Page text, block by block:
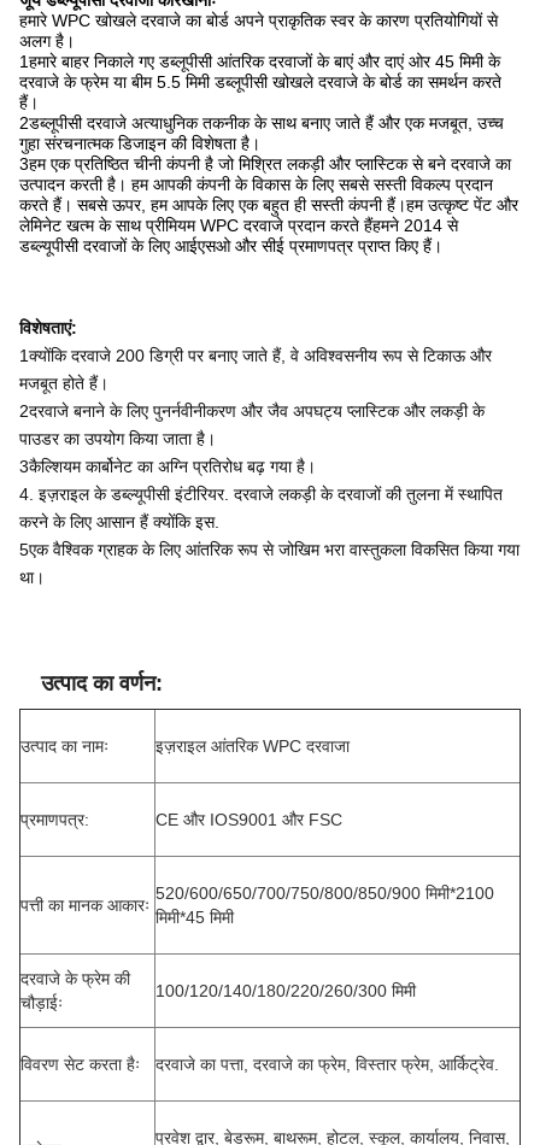
हमारे WPC खोखले दरवाजे का बोर्ड अपने प्राकृतिक स्वर के कारण प्रतियोगियों से
अलग है।
1हमारे बाहर निकाले गए डब्लूपीसी आंतरिक दरवाजों के बाएं और दाएं ओर 45 मिमी के
दरवाजे के फ्रेम या बीम 5.5 मिमी डब्लूपीसी खोखले दरवाजे के बोर्ड का समर्थन करते
हैं।
2डब्लूपीसी दरवाजे अत्याधुनिक तकनीक के साथ बनाए जाते हैं और एक मजबूत, उच्च
गुहा संरचनात्मक डिजाइन की विशेषता है।
3हम एक प्रतिष्ठित चीनी कंपनी है जो मिश्रित लकड़ी और प्लास्टिक से बने दरवाजे का
उत्पादन करती है। हम आपकी कंपनी के विकास के लिए सबसे सस्ती विकल्प प्रदान
करते हैं। सबसे ऊपर, हम आपके लिए एक बहुत ही सस्ती कंपनी हैं।हम उत्कृष्ट पेंट और
लेमिनेट खत्म के साथ प्रीमियम WPC दरवाजे प्रदान करते हैंहमने 2014 से
डब्ल्यूपीसी दरवाजों के लिए आईएसओ और सीई प्रमाणपत्र प्राप्त किए हैं।
विशेषताएं:
1क्योंकि दरवाजे 200 डिग्री पर बनाए जाते हैं, वे अविश्वसनीय रूप से टिकाऊ और
मजबूत होते हैं।
2दरवाजे बनाने के लिए पुनर्नवीनीकरण और जैव अपघट्य प्लास्टिक और लकड़ी के
पाउडर का उपयोग किया जाता है।
3कैल्शियम कार्बोनेट का अग्नि प्रतिरोध बढ़ गया है।
4. इज़राइल के डब्ल्यूपीसी इंटीरियर. दरवाजे लकड़ी के दरवाजों की तुलना में स्थापित
करने के लिए आसान हैं क्योंकि इस.
5एक वैश्विक ग्राहक के लिए आंतरिक रूप से जोखिम भरा वास्तुकला विकसित किया गया
था।
उत्पाद का वर्णन:
उत्पाद का नामः इज़राइल आंतरिक WPC दरवाजा
प्रमाणपत्र: CE और IOS9001 और FSC
पत्ती का मानक आकारः
520/600/650/700/750/800/850/900 मिमी*2100
मिमी*45 मिमी
दरवाजे के फ्रेम की
चौड़ाईः
100/120/140/180/220/260/300 मिमी
विवरण सेट करता हैः दरवाजे का पत्ता, दरवाजे का फ्रेम, विस्तार फ्रेम, आर्किट्रेव.
प्रवेश द्वार, बेडरूम, बाथरूम, होटल, स्कूल, कार्यालय, निवास,